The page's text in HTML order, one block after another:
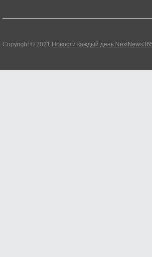
Copyright © 2021 Новости каждый день